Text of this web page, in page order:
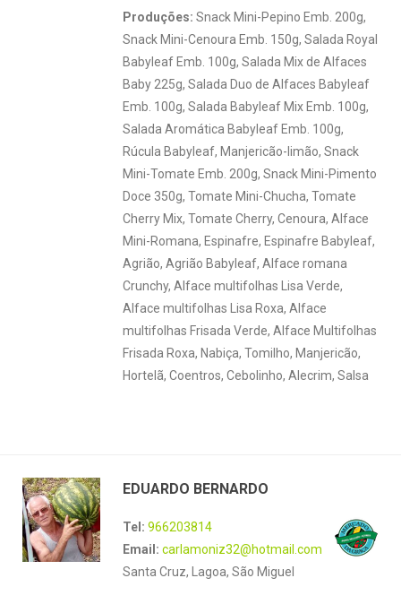
Produções: Snack Mini-Pepino Emb. 200g,
Snack Mini-Cenoura Emb. 150g, Salada Royal
Babyleaf Emb. 100g, Salada Mix de Alfaces
Baby 225g, Salada Duo de Alfaces Babyleaf
Emb. 100g, Salada Babyleaf Mix Emb. 100g,
Salada Aromática Babyleaf Emb. 100g,
Rúcula Babyleaf, Manjericão-limão, Snack
Mini-Tomate Emb. 200g, Snack Mini-Pimento
Doce 350g, Tomate Mini-Chucha, Tomate
Cherry Mix, Tomate Cherry, Cenoura, Alface
Mini-Romana, Espinafre, Espinafre Babyleaf,
Agrião, Agrião Babyleaf, Alface romana
Crunchy, Alface multifolhas Lisa Verde,
Alface multifolhas Lisa Roxa, Alface
multifolhas Frisada Verde, Alface Multifolhas
Frisada Roxa, Nabiça, Tomilho, Manjericão,
Hortelã, Coentros, Cebolinho, Alecrim, Salsa
EDUARDO BERNARDO
Tel: 966203814
Email: carlamoniz32@hotmail.com
Santa Cruz, Lagoa, São Miguel